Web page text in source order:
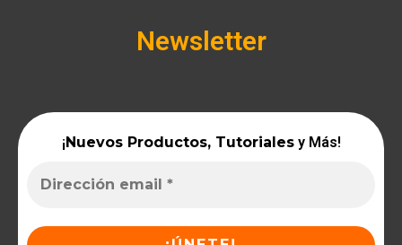
Newsletter
¡Nuevos Productos, Tutorialesy Más!